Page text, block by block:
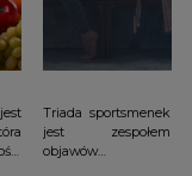
Triada sportsmenek
jest zespołem
objawów